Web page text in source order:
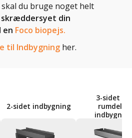
du bruge noget helt
din
en Foco biopejs.
til Indbygning her.
2-sidet indbygning
3-sidet og
rumdeler